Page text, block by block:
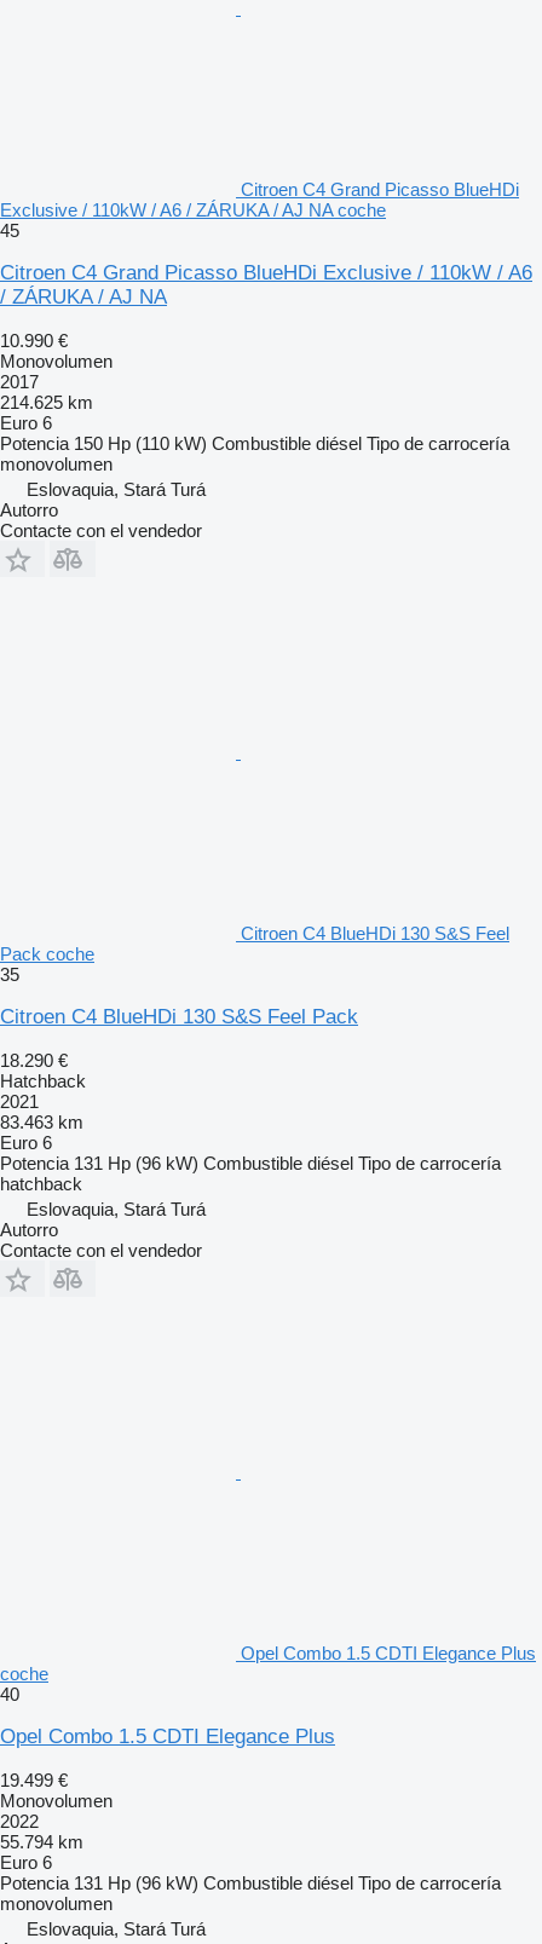
Citroen C4 Grand Picasso BlueHDi
Exclusive / 110kW / A6 / ZÁRUKA / AJ NA coche
45
Citroen C4 Grand Picasso BlueHDi Exclusive / 110kW / A6
/ ZÁRUKA / AJ NA
10.990 €
Monovolumen
2017
214.625 km
Euro 6
Potencia 150 Hp (110 kW) Combustible diésel Tipo de carrocería
monovolumen
Eslovaquia, Stará Turá
Autorro
Contacte con el vendedor
Citroen C4 BlueHDi 130 S&S Feel
Pack coche
35
Citroen C4 BlueHDi 130 S&S Feel Pack
18.290 €
Hatchback
2021
83.463 km
Euro 6
Potencia 131 Hp (96 kW) Combustible diésel Tipo de carrocería
hatchback
Eslovaquia, Stará Turá
Autorro
Contacte con el vendedor
Opel Combo 1.5 CDTI Elegance Plus
coche
40
Opel Combo 1.5 CDTI Elegance Plus
19.499 €
Monovolumen
2022
55.794 km
Euro 6
Potencia 131 Hp (96 kW) Combustible diésel Tipo de carrocería
monovolumen
Eslovaquia, Stará Turá